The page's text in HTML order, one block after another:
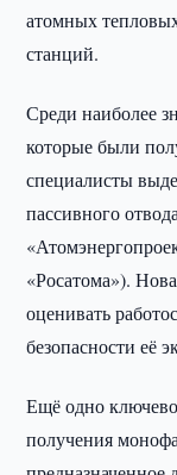
атомных
станций.
Среди наиболее
которые были
специалисты
пассивного
«Росатома»).
оценивать
безопасности её
Ещё одно
получения